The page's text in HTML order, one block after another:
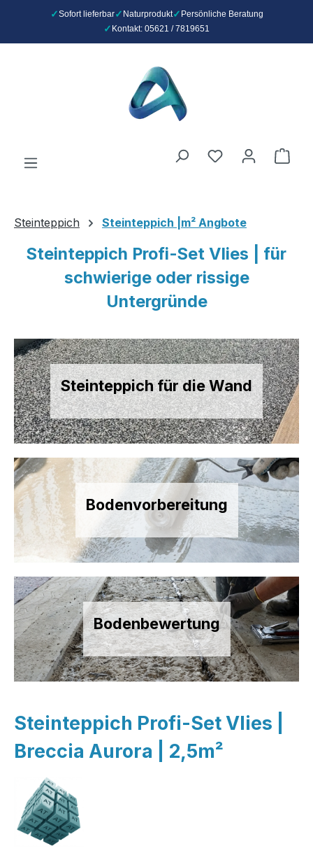
Sofort lieferbar Naturprodukt
Persönliche Beratung
Kontakt: 05621 / 7819651
Du hast 0
Steinteppich Steinteppich |m² Angbote
Steinteppich Profi-Set Vlies | für
schwierige oder rissige
Untergründe
Steinteppich für die Wand
Bodenvorbereitung
Bodenbewertung
Steinteppich Profi-Set Vlies |
Breccia Aurora | 2,5m²